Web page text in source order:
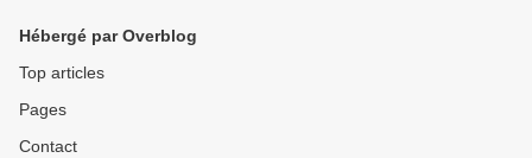
Hébergé par Overblog
Top articles
Pages
Contact